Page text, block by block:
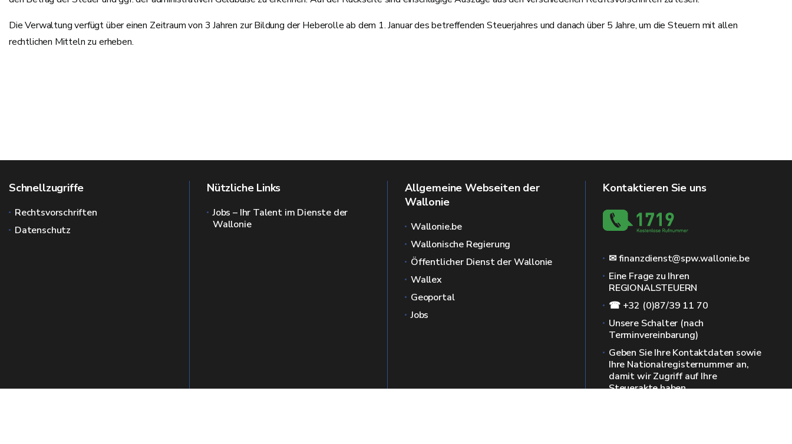
Die Verwaltung verfügt über einen Zeitraum von 3 Jahren zur Bildung der Heberolle ab dem 1. Januar des betreffenden Steuerjahres und danach über 5 Jahre, um die Steuern mit allen
rechtlichen Mitteln zu erheben.
Schnellzugriffe
Rechtsvorschriften
Datenschutz
Nützliche Links
Jobs – Ihr Talent im Dienste der
Wallonie
Allgemeine Webseiten der
Wallonie
Wallonie.be
Wallonische Regierung
Öffentlicher Dienst der Wallonie
Wallex
Geoportal
Jobs
Kontaktieren Sie uns
✉ finanzdienst@spw.wallonie.be
Eine Frage zu Ihren
REGIONALSTEUERN
☎ +32 (0)87/39 11 70
Unsere Schalter (nach
Terminvereinbarung)
Geben Sie Ihre Kontaktdaten sowie
Ihre Nationalregisternummer an,
damit wir Zugriff auf Ihre
Steuerakte haben.